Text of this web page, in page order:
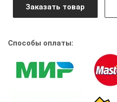
Заказать товар
Способы оплаты: